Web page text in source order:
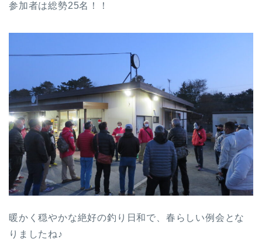
参加者は総勢25名！！
暖かく穏やかな絶好の釣り日和で、春らしい例会とな
りましたね♪